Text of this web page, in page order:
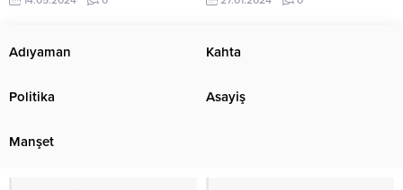
durağına daldı. Olayda şans eseri
10:53 yayınlandı Buharkent’te
minibüs durağa daldı Kaza,
Aydın- Denizli Karayolu’nda...
çalışması devam ediyor. 27 Ocak
Artvin karayoluna çığ düştü
süreli ulaşıma kapatılan söz
Adıyaman Kahta
Politika Asayiş
Manşet